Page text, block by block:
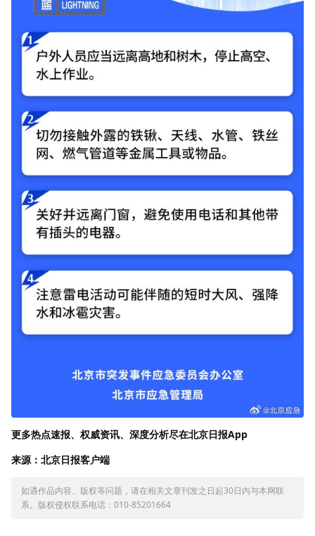
更多热点速报、权威资讯、深度分析尽在北京日报App
来源：北京日报客户端
如遇作品内容、版权等问题，请在相关文章刊发之日起30日内与本网联
系。版权侵权联系电话：010-85201664